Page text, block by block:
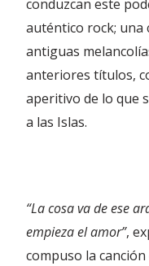
conduzcan este
auténtico rock; una
antiguas
anteriores títulos,
aperitivo de lo que
a las Islas.
“La cosa va de ese
empieza el amor”,
compuso la